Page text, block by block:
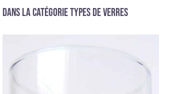
e
Dans la catégorie Types de verres